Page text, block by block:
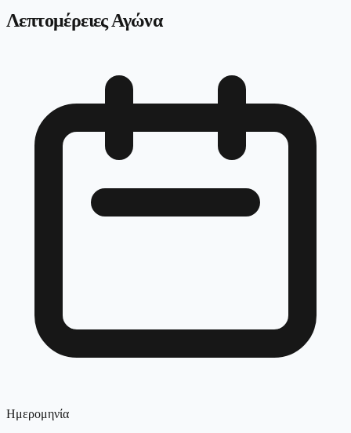
Λεπτομέρειες Αγώνα
Ημερομηνία